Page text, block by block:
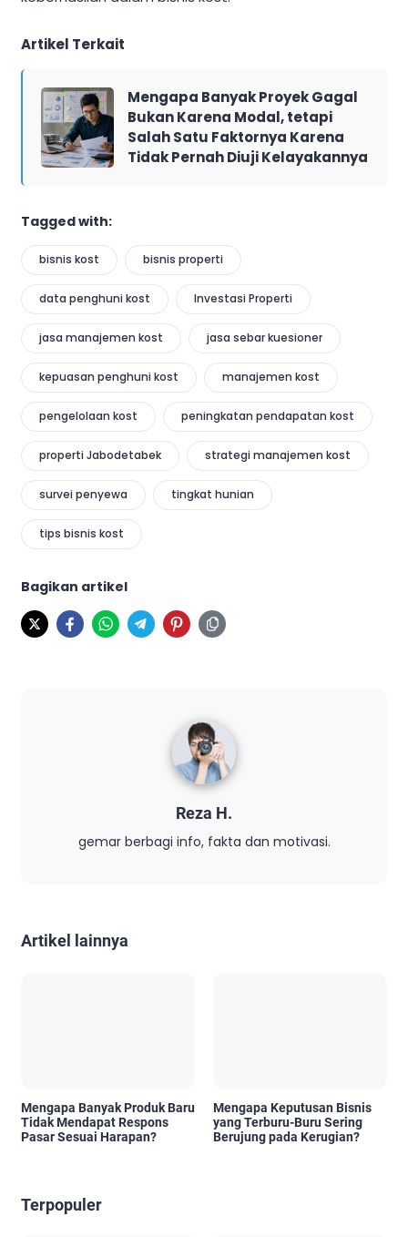
Artikel Terkait
Mengapa Banyak Proyek Gagal
Bukan Karena Modal, tetapi
Salah Satu Faktornya Karena
Tidak Pernah Diuji Kelayakannya
Tagged with:
bisnis kost bisnis properti
data penghuni kost Investasi Properti
jasa manajemen kost jasa sebar kuesioner
kepuasan penghuni kost manajemen kost
pengelolaan kost peningkatan pendapatan kost
properti Jabodetabek strategi manajemen kost
survei penyewa tingkat hunian
tips bisnis kost
Bagikan artikel
Reza H.
gemar berbagi info, fakta dan motivasi.
Artikel lainnya
Mengapa Banyak Produk Baru
Tidak Mendapat Respons
Pasar Sesuai Harapan?
Mengapa Keputusan Bisnis
yang Terburu-Buru Sering
Berujung pada Kerugian?
Terpopuler